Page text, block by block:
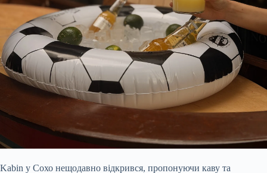
Kabin у Сохо нещодавно відкрився, пропонуючи каву та